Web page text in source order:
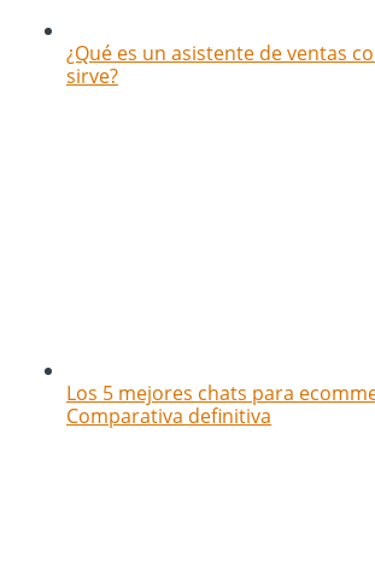
¿Qué es un asistente de ventas
sirve?
Los 5 mejores chats para
Comparativa definitiva